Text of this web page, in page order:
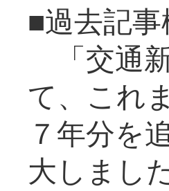
■過去記
「交通
て、これ
７年分を
大し